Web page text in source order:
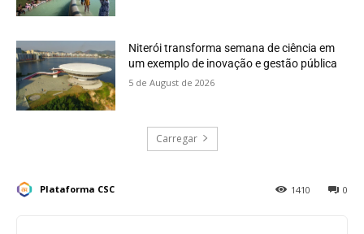
Niterói transforma semana de ciência em
um exemplo de inovação e gestão pública
5 de August de 2026
Carregar
Plataforma CSC 0
1410